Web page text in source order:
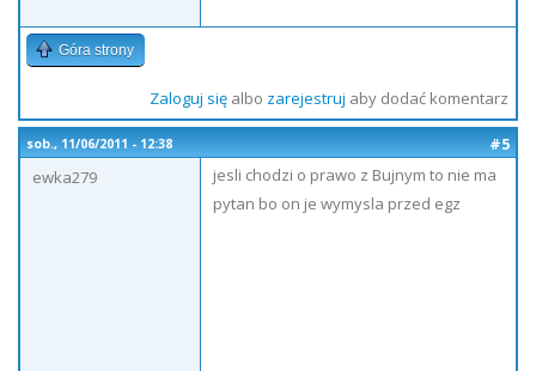
Góra strony
Zaloguj sięalbo zarejestruj aby dodać komentarz
sob., 11/06/2011 - 12:38
#5
ewka279
jesli chodzi o prawo z Bujnym to nie ma
pytan bo on je wymysla przed egz